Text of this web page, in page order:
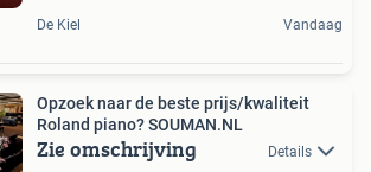
De Kiel Vandaag
Opzoek naar de beste prijs/kwaliteit
Roland piano? SOUMAN.NL
Zie omschrijving Details